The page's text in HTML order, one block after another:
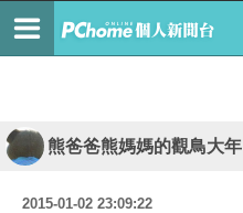
熊爸爸熊媽媽的觀鳥大年
2015-01-02 23:09:22